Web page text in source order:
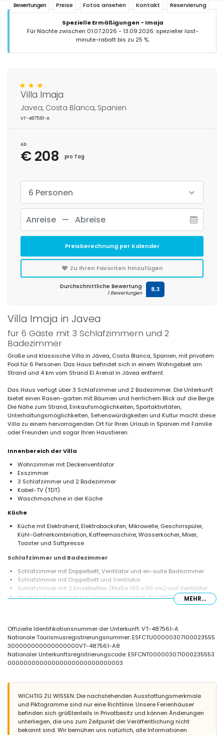
Bewertungen Preise Fotos ansehen Kontakt Reservierung
Spezielle Ermäßigungen - Imaja
Für Nächte zwischen 01.07.2026 - 13.09.2026: spezieller last-
minute-rabatt bis zu 25 %.
Villa Imaja in Javea
für 6 Gäste mit 3 Schlafzimmern und 2
Badezimmer
Große und klassische Villa in Jávea, Costa Blanca, Spanien, mit privatem
Pool für 6 Personen. Das Haus befindet sich in einem Wohngebiet am
Strand und 4 km vom Strand El Arenal in Jávea entfernt.
Das Haus verfügt über 3 Schlafzimmer und 2 Badezimmer. Die Unterkunft
bietet einen Rasen-garten mit Bäumen und herrlichem Blick auf die Berge.
Die Nähe zum Strand, Einkaufsmöglichkeiten, Sportaktivitäten,
Unterhaltungsmöglichkeiten, Sehenswürdigkeiten und Kultur macht diese
Villa zu einem hervorragenden Ort für Ihren Urlaub in Spanien mit Familie
oder Freunden und sogar Ihren Haustieren.
Innenbereich der Villa
Wohnzimmer mit Deckenventilator
Esszimmer
3 Schlafzimmer und 2 Badezimmer
Kabel-TV (TDT)
Waschmaschine in der Küche
Küche
Küche mit Elektroherd, Elektrobackofen, Mikrowelle, Geschirrspüler,
Kühl-Gefrierkombination, Kaffeemaschine, Wasserkocher, Mixer,
Toaster und Saftpresse
Schlafzimmer und Badezimmer
Schlafzimmer mit Doppelbett, Ventilator und en-suite Badezimmer
Schlafzimmer mit Doppelbett und Ventilator
Schlafzimmer mit 2 Einzelbetten (Maße 190 x 90 cm) und Ventilator
en-suite Badezimmer mit Einzelwaschbecken, Badewanne/Dusche-
Außenbereich der Villa
Eingezäuntes Grundstück
Privater Pool mit einer Größe von 8 m x 4 m und einer Tiefe von 2,2 m
Rasengarten mit Bäumen und Gartenmöbeln mit Sonnenliegen
2 Terrassen, eine davon überdacht
Sitzbereich im Freien und Essbereich im Freien
Privater Parkplatz
Dachterrasse
Weitere Informationen
Nächste Stadt: Jávea (innerhalb von 6 Kilometern von der Villa)
MEHR...
Offizielle Identifikationsnummer der Unterkunft: VT-487561-A
Nationale Tourismusregistrierungsnummer: ESFCTU00000307100023555
300000000000000000VT-487561-A8
Nationaler Unterkunftsregistrierungscode: ESFCNT000003071000235553
00000000000000000000000000003
WICHTIG ZU WISSEN: Die nachstehenden Ausstattungsmerkmale
und Piktogramme sind nur eine Richtlinie. Unsere Ferienhäuser
befinden sich größtenteils in Privatbesitz und können Änderungen
unterliegen, die uns zum Zeitpunkt der Veröffentlichung nicht
bekannt sind. Wir bemühen uns natürlich, alle Informationen
Villa Imaja
Javea, Costa Blanca, Spanien
VT-487561-A
Ab
€ 208 pro Tag
6 Personen
Preisberechnung per Kalender
Zu Ihren Favoriten hinzufügen
Durchschnittliche Bewertung
1 Bewertungen 8,3